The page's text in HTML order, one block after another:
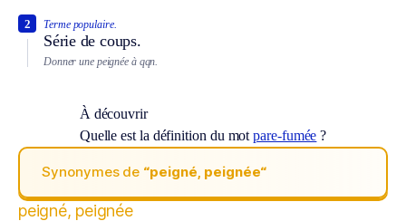
Terme populaire.
Série de coups.
2
Donner une peignée à qqn.
À découvrir
Quelle est la définition du motpare-fumée ?
Synonymes de “peigné, peignée“
peigné, peignée